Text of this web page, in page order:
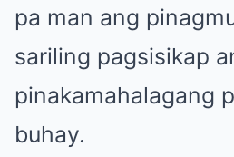
pa man ang
sariling pagsisikap
pinakamahalagang
buhay.